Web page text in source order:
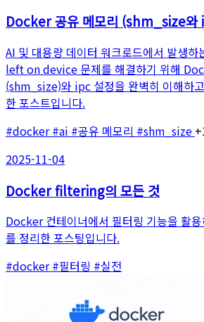
Docker 공유 메모리 (shm_size와
AI 및 대용량 데이터 워크로드에서 발생
left on device 문제를 해결하기 위해
(shm_size)와 ipc 설정을 완벽히 이해하
한 포스트입니다.
#docker#ai #공유 메모리 #shm_size
2025-11-04
Docker filtering의 모든 것
Docker 컨테이너에서 필터링 기능을 활
를 정리한 포스팅입니다.
#docker#필터링 #실전